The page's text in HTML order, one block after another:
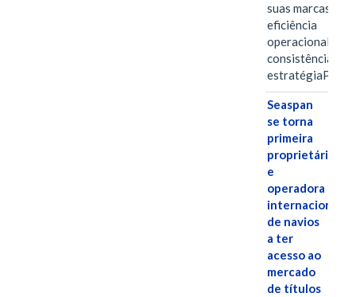
suas marcas, a
eficiência
operacional e a
consistência de
Seaspan
se torna
primeira
proprietária
e
operadora
internacional
de navios
a ter
acesso ao
mercado
de títulos